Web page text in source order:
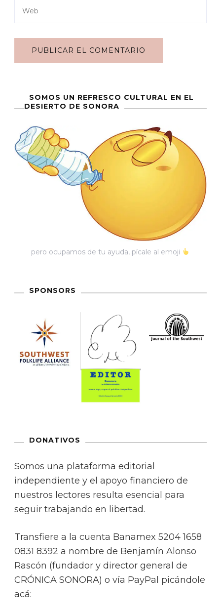
SOMOS UN REFRESCO CULTURAL EN EL
DESIERTO DE SONORA
pero ocupamos de tu ayuda, pícale al emoji
SPONSORS
DONATIVOS
Somos una plataforma editorial
independiente y el apoyo financiero de
nuestros lectores resulta esencial para
seguir trabajando en libertad.
Transfiere a la cuenta Banamex 5204 1658
0831 8392 a nombre de Benjamín Alonso
Rascón (fundador y director general de
CRÓNICA SONORA) o vía PayPal picándole
acá: